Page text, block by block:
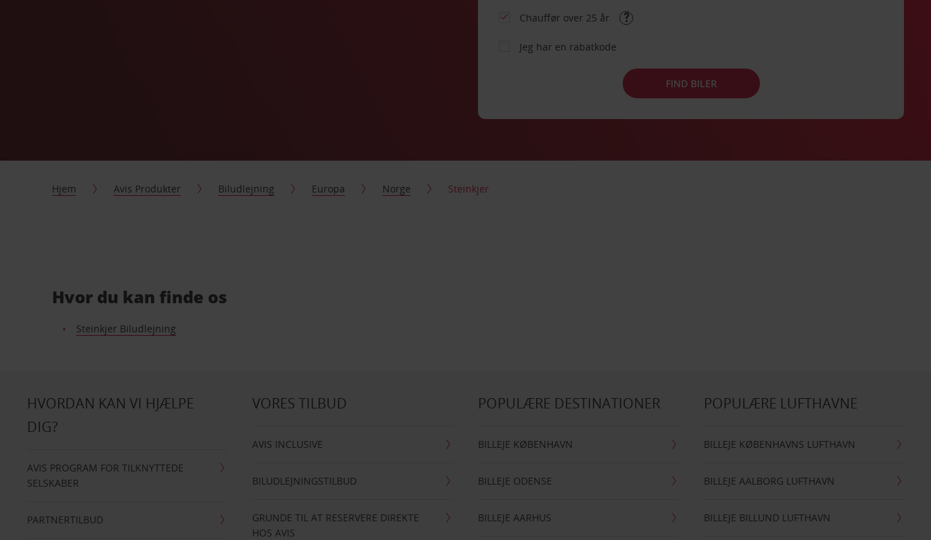
Chauffør over 25 år
Jeg har en rabatkode
FIND BILER
Hjem Avis Produkter Biludlejning Europa Norge Steinkjer
Hvor du kan finde os
Steinkjer Biludlejning
HVORDAN KAN VI HJÆLPE
DIG?
AVIS PROGRAM FOR TILKNYTTEDE
SELSKABER
PARTNERTILBUD
VORES TILBUD
AVIS INCLUSIVE
BILUDLEJNINGSTILBUD
GRUNDE TIL AT RESERVERE DIREKTE
HOS AVIS
POPULÆRE DESTINATIONER
BILLEJE KØBENHAVN
BILLEJE ODENSE
BILLEJE AARHUS
POPULÆRE LUFTHAVNE
BILLEJE KØBENHAVNS LUFTHAVN
BILLEJE AALBORG LUFTHAVN
BILLEJE BILLUND LUFTHAVN